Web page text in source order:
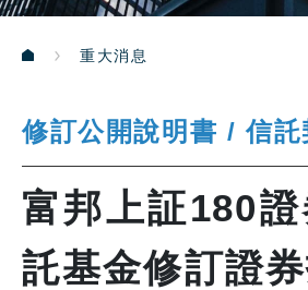
重大消息
修訂公開說明書 / 信託
富邦上証180
託基金修訂證